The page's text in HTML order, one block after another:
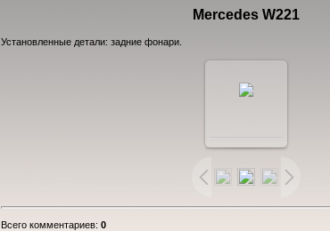
Mercedes W221
Установленные детали: задние фонари.
Всего комментариев: 0